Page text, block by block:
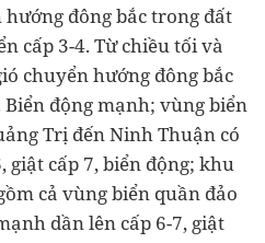
đông bắc trong đất
cấp 3-4. Từ chiều tối và
chuyển hướng đông bắc
Biển động mạnh; vùng biển
Trị đến Ninh Thuận có
giật cấp 7, biển động; khu
cả vùng biển quần đảo
dần lên cấp 6-7, giật